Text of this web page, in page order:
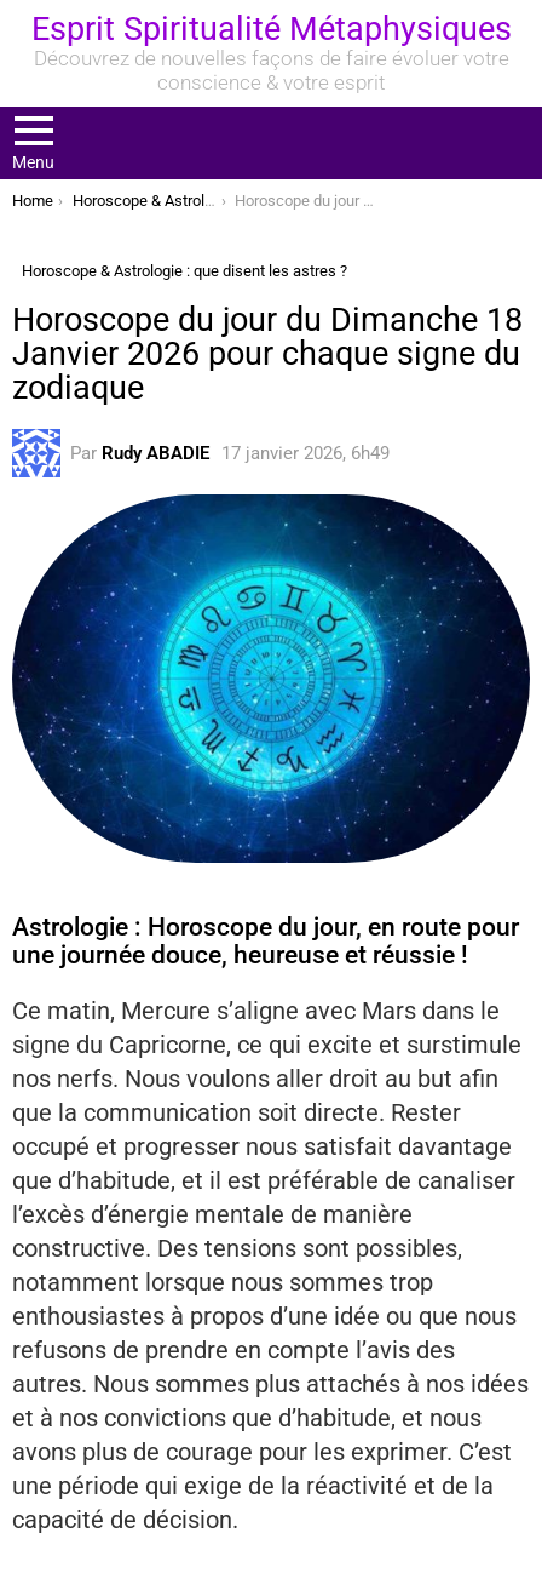
Esprit Spiritualité Métaphysiques
Découvrez de nouvelles façons de faire évoluer votre
conscience & votre esprit
Menu
You are here:
Home Horoscope & Astrologie : que disent les astres ? Horoscope du jour du Dimanche 18 Janvier 2026 pour chaque signe du zodiaque
Horoscope & Astrologie : que disent les astres ?
Horoscope du jour du Dimanche 18
Janvier 2026 pour chaque signe du
zodiaque
Par Rudy ABADIE 17 janvier 2026, 6h49
Astrologie : Horoscope du jour, en route pour
une journée douce, heureuse et réussie !
Ce matin, Mercure s’aligne avec Mars dans le
signe du Capricorne, ce qui excite et surstimule
nos nerfs. Nous voulons aller droit au but afin
que la communication soit directe. Rester
occupé et progresser nous satisfait davantage
que d’habitude, et il est préférable de canaliser
l’excès d’énergie mentale de manière
constructive. Des tensions sont possibles,
notamment lorsque nous sommes trop
enthousiastes à propos d’une idée ou que nous
refusons de prendre en compte l’avis des
autres. Nous sommes plus attachés à nos idées
et à nos convictions que d’habitude, et nous
avons plus de courage pour les exprimer. C’est
une période qui exige de la réactivité et de la
capacité de décision.